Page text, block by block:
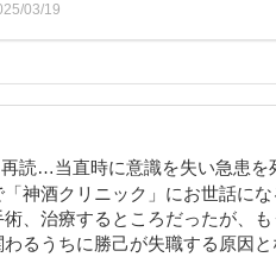
03/19
読…当直時に意識を失い急患を
神酒クリニック」にお世話に
、治療するところだったが、
るうちに勝己が失職する原因